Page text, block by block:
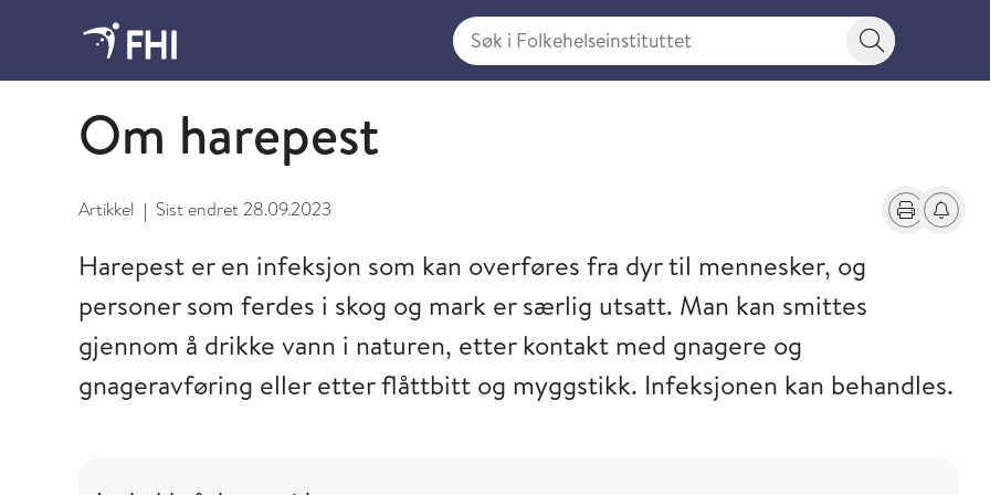
Søk i Folkehelseinstituttet
Søkeknapp
Smitte fra mat, vann og dyr
Om harepest
Artikkel | Sist endret28.09.2023 Skriv ut
Få
Harepest er en infeksjon som kan overføres fra dyr til mennesker, og
personer som ferdes i skog og mark er særlig utsatt. Man kan smittes
gjennom å drikke vann i naturen, etter kontakt med gnagere og
gnageravføring eller etter flåttbitt og myggstikk. Infeksjonen kan behandles.